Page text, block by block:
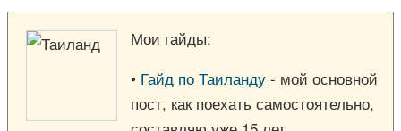
Мои гайды:
• Гайд по Таиланду - мой основной
пост, как поехать самостоятельно,